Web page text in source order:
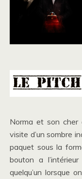
Norma et son cher
visite d’un sombre
paquet sous la
bouton a
quelqu’un lorsque